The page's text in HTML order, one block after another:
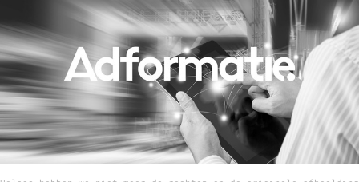
Menu
Home
9 sept: GenAI-training
12 nov: MarketingLive!